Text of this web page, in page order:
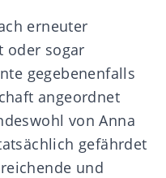
erneuter
oder sogar
gegebenenfalls
angeordnet
von Anna
gefährdet
und